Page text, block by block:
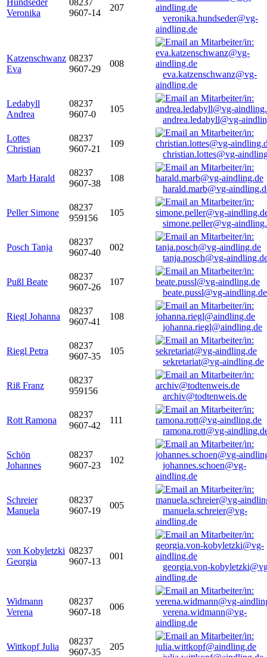
Hundseder
Veronika
08237
9607-14
207
veronika.hundseder@vg-
aindling.de
Katzenschwanz
Eva
08237
9607-29
008
eva.katzenschwanz@vg-
aindling.de
Ledabyll
Andrea
08237
9607-0
105
andrea.ledabyll@vg-
Lottes
Christian
08237
9607-21
109
christian.lottes@vg-
Marb Harald
08237
9607-38
108
harald.marb@vg-
Peller Simone
08237
959156
105
simone.peller@vg-
Posch Tanja
08237
9607-40
002
tanja.posch@vg-
Pußl Beate
08237
9607-26
107
beate.pussl@vg-aindling.de
Riegl Johanna
08237
9607-41
108
johanna.riegl@aindling.de
Riegl Petra
08237
9607-35
105
sekretariat@vg-aindling.de
Riß Franz
08237
959156
archiv@todtenweis.de
Rott Ramona
08237
9607-42
111
ramona.rott@vg-
Schön
Johannes
08237
9607-23
102
johannes.schoen@vg-
aindling.de
Schreier
Manuela
08237
9607-19
005
manuela.schreier@vg-
aindling.de
von Kobyletzki
Georgia
08237
9607-13
001
georgia.von-
aindling.de
Widmann
Verena
08237
9607-18
006
verena.widmann@vg-
aindling.de
Wittkopf Julia
08237
9607-35
205